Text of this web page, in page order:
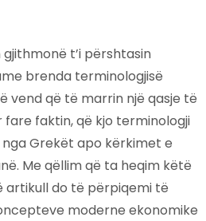
t’i përshtasin
brenda terminologjisë
vend që të marrin një qasje të
faktin, që kjo terminologji
Grekët apo kërkimet e
Me qëllim që ta heqim këtë
do të përpiqemi të
moderne ekonomike